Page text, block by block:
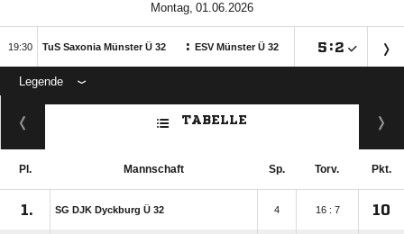
 
 TuS Saxonia Münster Ü 32 : ESV Münster Ü 32  :
Legende
ANZEIGE
TABELLE
Pl. Mannschaft Sp. Torv. Pkt.
1. SG DJK Dyckburg Ü 32 4 16 : 7 10